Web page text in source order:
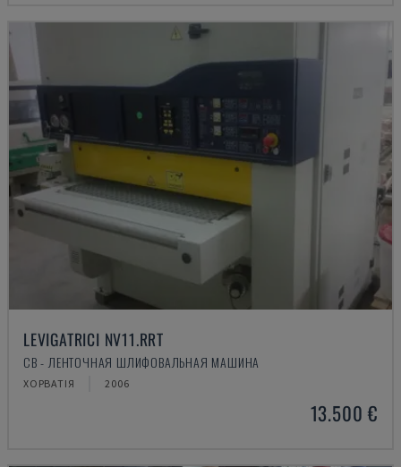
LEVIGATRICI NV11.RRT
CB - ЛЕНТОЧНАЯ ШЛИФОВАЛЬНАЯ МАШИНА
ХОРВАТІЯ 2006
13.500 €